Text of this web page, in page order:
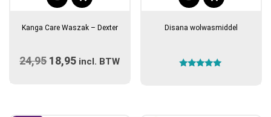
Kanga Care Waszak – Dexter
24,95 Oorspronkelijke
18,95 Huidige
incl. BTW
Disana wolwasmiddel